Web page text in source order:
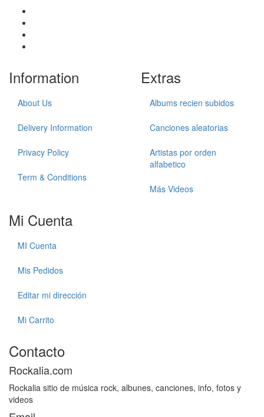
Information
About Us
Delivery Information
Privacy Policy
Term & Conditions
Extras
Albums recien subidos
Canciones aleatorias
Artistas por orden
alfabetico
Más Videos
Mi Cuenta
MI Cuenta
Mis Pedidos
Editar mi dirección
Mi Carrito
Contacto
Rockalia.com
Rockalia sitio de música rock, albunes, canciones, info, fotos y
videos